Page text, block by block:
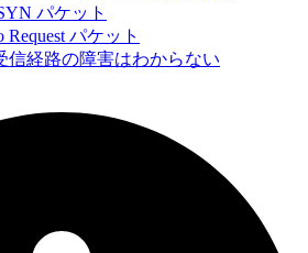
パケット
Request パケット
信経路の障害はわからない